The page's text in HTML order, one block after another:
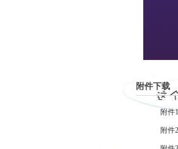
附件下载
附件
附件